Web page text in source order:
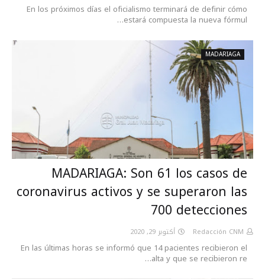
En los próximos días el oficialismo terminará de definir cómo
estará compuesta la nueva fórmul…
MADARIAGA
MADARIAGA: Son 61 los casos de
coronavirus activos y se superaron las
700 detecciones
Redacción CNM أكتوبر 29, 2020
En las últimas horas se informó que 14 pacientes recibieron el
alta y que se recibieron re…